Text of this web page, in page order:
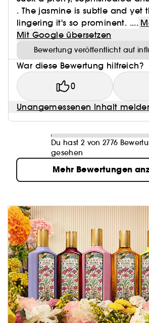
. The jasmine is subtle and yet
lingering it's so prominent. ....
Mit Google übersetzen
Bewertung veröffentlicht auf
War diese Bewertung hilfreich?
0
Unangemessenen Inhalt
Du hast 2 von 2776
gesehen
Mehr Bewertungen